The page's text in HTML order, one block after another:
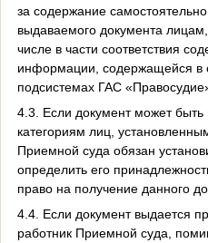
за содержание
выдаваемого документа
числе в части соответствия
информации, содержащейся в
подсистемах ГАС
4.3. Если документ может
категориям лиц,
Приемной суда обязан
определить его
право на получение данного
4.4. Если документ выдается
работник Приемной суда,